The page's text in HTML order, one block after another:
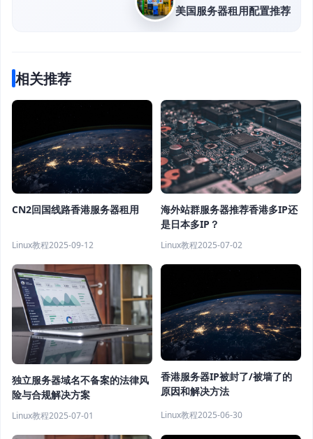
美国服务器租用配置推荐
相关推荐
CN2回国线路香港服务器租用
Linux教程2025-09-12
海外站群服务器推荐香港多IP还
是日本多IP？
Linux教程2025-07-02
独立服务器域名不备案的法律风
险与合规解决方案
Linux教程2025-07-01
香港服务器IP被封了/被墙了的
原因和解决方法
Linux教程2025-06-30